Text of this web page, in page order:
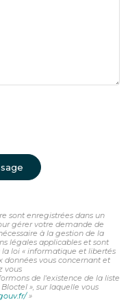
sont enregistrées dans un
gérer votre demande de
à la gestion de la
légales applicables et sont
loi « informatique et libertés
données vous concernant et
vous
de l'existence de la liste
», sur laquelle vous
»